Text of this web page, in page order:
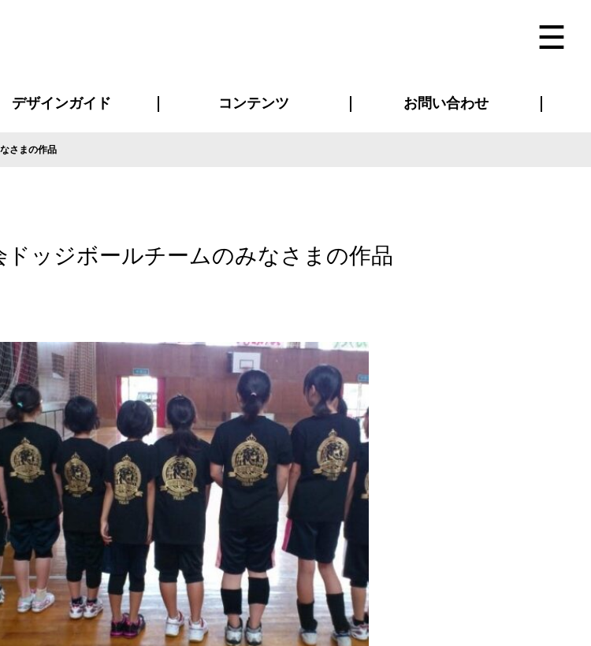
デザインガイド
デザインガイド
デザイン入稿について
デザイン料について
デザインテンプレート集
インテンシュミレーター
書体一覧（フォント集）
プリント・加工方法
インクカラー
プリントサイズ
コンテンツ お問い合わせ
さまの作品
ッジボールチームのみなさまの作品